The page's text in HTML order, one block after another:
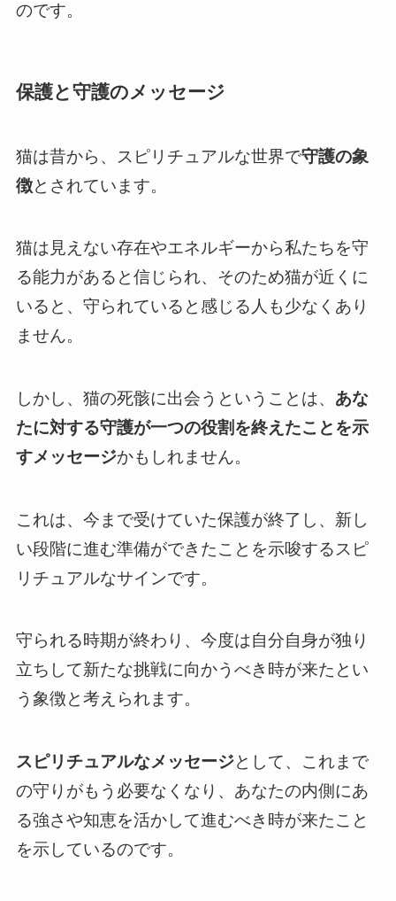
のです。
保護と守護のメッセージ
猫は昔から、スピリチュアルな世界で守護の象
徴とされています。
猫は見えない存在やエネルギーから私たちを守
る能力があると信じられ、そのため猫が近くに
いると、守られていると感じる人も少なくあり
ません。
しかし、猫の死骸に出会うということは、 あな
たに対する守護が一つの役割を終えたことを示
すメッセージかもしれません。
これは、今まで受けていた保護が終了し、新し
い段階に進む準備ができたことを示唆するスピ
リチュアルなサインです。
守られる時期が終わり、今度は自分自身が独り
立ちして新たな挑戦に向かうべき時が来たとい
う象徴と考えられます。
スピリチュアルなメッセージとして、これまで
の守りがもう必要なくなり、あなたの内側にあ
る強さや知恵を活かして進むべき時が来たこと
を示しているのです。